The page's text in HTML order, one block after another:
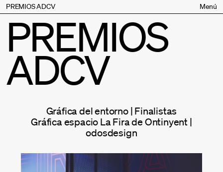
PREMIOS ADCV
Bases
Jurado
Inscripción
Palmarés
Premios especiales
Supporters
Contacto
Menú
PREMIOS
ADCV
Gráfica del entorno | Finalistas
Gráfica espacio La Fira de Ontinyent |
odosdesign